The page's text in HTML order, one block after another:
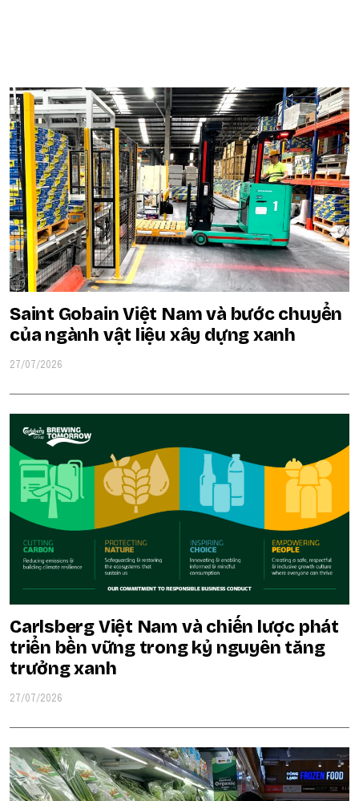
Saint Gobain Việt Nam và bước chuyển
của ngành vật liệu xây dựng xanh
27/07/2026
Carlsberg Việt Nam và chiến lược phát
triển bền vững trong kỷ nguyên tăng
trưởng xanh
27/07/2026